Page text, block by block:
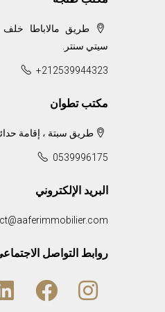
طريق مالاباطا
سيتي سنتر.
+212539944323
مكتب تطوان
طريق سبتة ، إقامة
0539996175
البريد الإلكتروني
روابط التواصل